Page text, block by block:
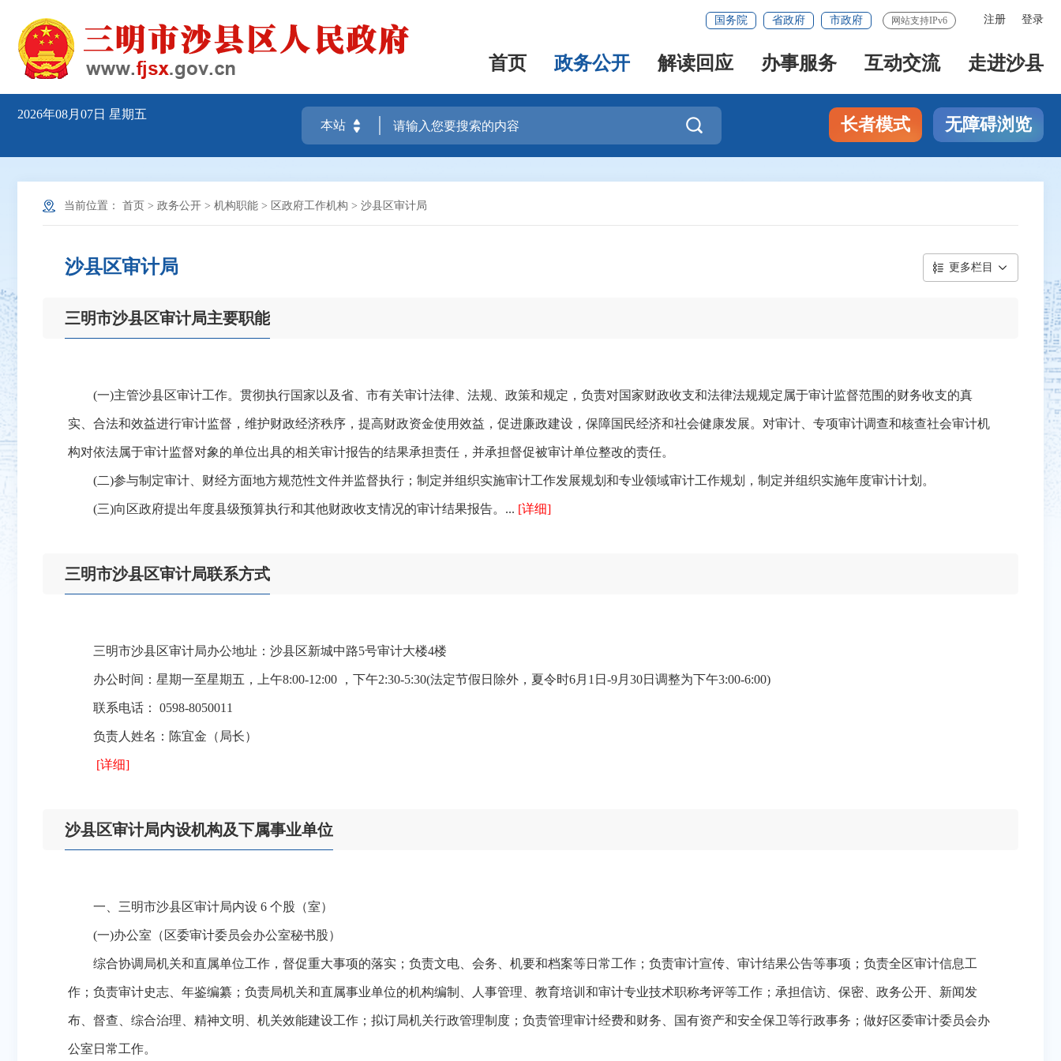
注册 登录
国务院 省政府 市政府 网站支持IPv6
首页 政务公开 解读回应 办事服务 互动交流 走进沙县
2026年08月07日 星期五
 长者模式 无障碍浏览
当前位置： 首页 > 政务公开 > 机构职能 > 区政府工作机构 > 沙县区审计局
沙县区审计局 更多栏目
三明市沙县区审计局主要职能
(一)主管沙县区审计工作。贯彻执行国家以及省、市有关审计法律、法规、政策和规定，负责对国家财政收支和法律法规规定属于审计监督范围的财务收支的真
实、合法和效益进行审计监督，维护财政经济秩序，提高财政资金使用效益，促进廉政建设，保障国民经济和社会健康发展。对审计、专项审计调查和核查社会审计机
构对依法属于审计监督对象的单位出具的相关审计报告的结果承担责任，并承担督促被审计单位整改的责任。
(二)参与制定审计、财经方面地方规范性文件并监督执行；制定并组织实施审计工作发展规划和专业领域审计工作规划，制定并组织实施年度审计计划。
(三)向区政府提出年度县级预算执行和其他财政收支情况的审计结果报告。... [详细]
三明市沙县区审计局联系方式
三明市沙县区审计局办公地址：沙县区新城中路5号审计大楼4楼
办公时间：星期一至星期五，上午8:00-12:00 ，下午2:30-5:30(法定节假日除外，夏令时6月1日-9月30日调整为下午3:00-6:00)
联系电话： 0598-8050011
负责人姓名：陈宜金（局长）
[详细]
沙县区审计局内设机构及下属事业单位
一、三明市沙县区审计局内设 6 个股（室）
(一)办公室（区委审计委员会办公室秘书股）
综合协调局机关和直属单位工作，督促重大事项的落实；负责文电、会务、机要和档案等日常工作；负责审计宣传、审计结果公告等事项；负责全区审计信息工
作；负责审计史志、年鉴编纂；负责局机关和直属事业单位的机构编制、人事管理、教育培训和审计专业技术职称考评等工作；承担信访、保密、政务公开、新闻发
布、督查、综合治理、精神文明、机关效能建设工作；拟订局机关行政管理制度；负责管理审计经费和财务、国有资产和安全保卫等行政事务；做好区委审计委员会办
公室日常工作。